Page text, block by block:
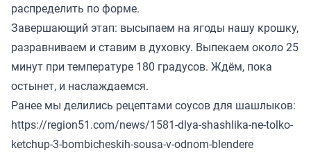
распределить по форме.
Завершающий этап: высыпаем на ягоды нашу крошку,
разравниваем и ставим в духовку. Выпекаем около 25
минут при температуре 180 градусов. Ждём, пока
остынет, и наслаждаемся.
Ранее мы делились рецептами соусов для шашлыков:
https://region51.com/news/1581-dlya-shashlika-ne-tolko-
ketchup-3-bombicheskih-sousa-v-odnom-blendere